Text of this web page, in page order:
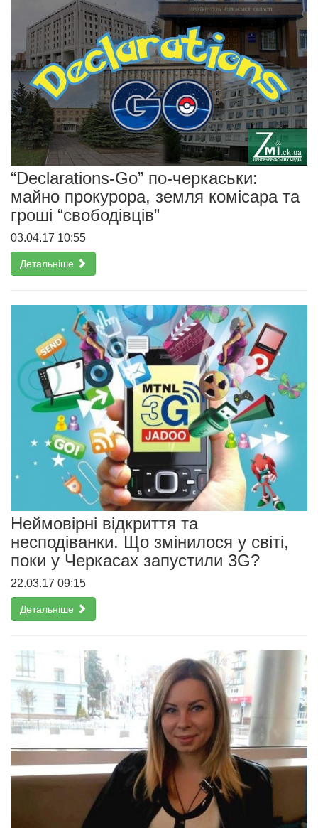
“Declarations-Go” по-черкаськи:
майно прокурора, земля комісара та
гроші “свободівців”
03.04.17 10:55
Детальніше
Неймовірні відкриття та
несподіванки. Що змінилося у світі,
поки у Черкасах запустили 3G?
22.03.17 09:15
Детальніше